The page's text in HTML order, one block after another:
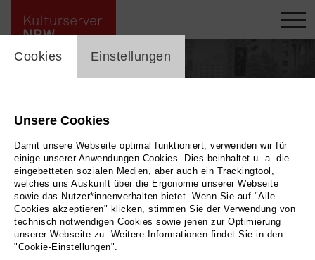
cookie_layer
Cookies Einstellungen
Unsere Cookies
Damit unsere Webseite optimal funktioniert, verwenden wir für
einige unserer Anwendungen Cookies. Dies beinhaltet u. a. die
eingebetteten sozialen Medien, aber auch ein Trackingtool,
welches uns Auskunft über die Ergonomie unserer Webseite
sowie das Nutzer*innenverhalten bietet. Wenn Sie auf "Alle
Cookies akzeptieren" klicken, stimmen Sie der Verwendung von
technisch notwendigen Cookies sowie jenen zur Optimierung
unserer Webseite zu. Weitere Informationen findet Sie in den
"Cookie-Einstellungen".